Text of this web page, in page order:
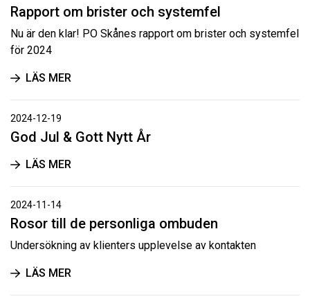
Rapport om brister och systemfel
Nu är den klar! PO Skånes rapport om brister och systemfel
för 2024
LÄS MER
2024-12-19
God Jul & Gott Nytt År
LÄS MER
2024-11-14
Rosor till de personliga ombuden
Undersökning av klienters upplevelse av kontakten
LÄS MER